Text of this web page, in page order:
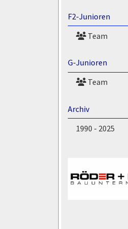
F2-Junioren
Team
G-Junioren
Team
Archiv
1990 - 2025